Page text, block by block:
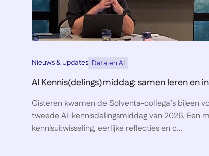
Nieuws & Updates Data en AI
AI Kennis(delings)middag: samen leren en
Gisteren kwamen de Solventa-collega’s bijeen
tweede AI-kennisdelingsmiddag van 2026. Een
kennisuitwisseling, eerlijke reflecties en c...